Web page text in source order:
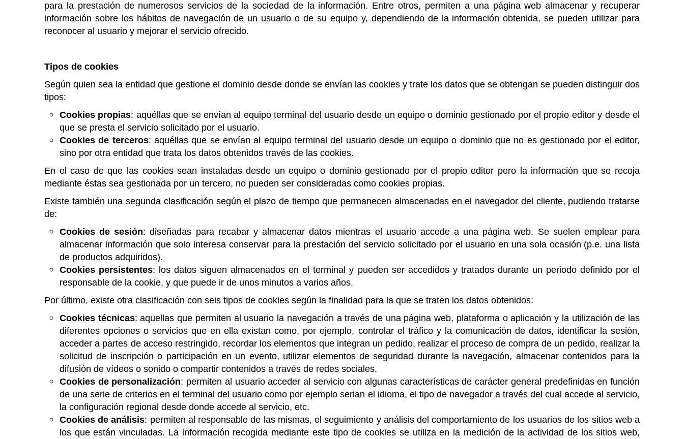
para la prestación de numerosos servicios de la sociedad de la información. Entre otros, permiten a una página web almacenar y recuperar
información sobre los hábitos de navegación de un usuario o de su equipo y, dependiendo de la información obtenida, se pueden utilizar para
reconocer al usuario y mejorar el servicio ofrecido.
Tipos de cookies
Según quien sea la entidad que gestione el dominio desde donde se envían las cookies y trate los datos que se obtengan se pueden distinguir dos
tipos:
Cookies propias: aquéllas que se envían al equipo terminal del usuario desde un equipo o dominio gestionado por el propio editor y desde el
que se presta el servicio solicitado por el usuario.
Cookies de terceros: aquéllas que se envían al equipo terminal del usuario desde un equipo o dominio que no es gestionado por el editor,
sino por otra entidad que trata los datos obtenidos través de las cookies.
En el caso de que las cookies sean instaladas desde un equipo o dominio gestionado por el propio editor pero la información que se recoja
mediante éstas sea gestionada por un tercero, no pueden ser consideradas como cookies propias.
Existe también una segunda clasificación según el plazo de tiempo que permanecen almacenadas en el navegador del cliente, pudiendo tratarse
de:
Cookies de sesión: diseñadas para recabar y almacenar datos mientras el usuario accede a una página web. Se suelen emplear para
almacenar información que solo interesa conservar para la prestación del servicio solicitado por el usuario en una sola ocasión (p.e. una lista
de productos adquiridos).
Cookies persistentes: los datos siguen almacenados en el terminal y pueden ser accedidos y tratados durante un periodo definido por el
responsable de la cookie, y que puede ir de unos minutos a varios años.
Por último, existe otra clasificación con seis tipos de cookies según la finalidad para la que se traten los datos obtenidos:
Cookies técnicas: aquellas que permiten al usuario la navegación a través de una página web, plataforma o aplicación y la utilización de las
diferentes opciones o servicios que en ella existan como, por ejemplo, controlar el tráfico y la comunicación de datos, identificar la sesión,
acceder a partes de acceso restringido, recordar los elementos que integran un pedido, realizar el proceso de compra de un pedido, realizar la
solicitud de inscripción o participación en un evento, utilizar elementos de seguridad durante la navegación, almacenar contenidos para la
difusión de vídeos o sonido o compartir contenidos a través de redes sociales.
Cookies de personalización: permiten al usuario acceder al servicio con algunas características de carácter general predefinidas en función
de una serie de criterios en el terminal del usuario como por ejemplo serian el idioma, el tipo de navegador a través del cual accede al servicio,
la configuración regional desde donde accede al servicio, etc.
Cookies de análisis: permiten al responsable de las mismas, el seguimiento y análisis del comportamiento de los usuarios de los sitios web a
los que están vinculadas. La información recogida mediante este tipo de cookies se utiliza en la medición de la actividad de los sitios web,